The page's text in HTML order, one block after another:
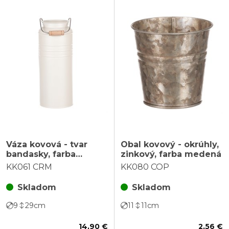
Váza kovová - tvar
bandasky, farba
krémová
KK061 CRM
Skladom
9 29cm
14,90 €
Obal kovový - okrúhly,
zinkový, farba medená
KK080 COP
Skladom
11 11cm
2,56 €